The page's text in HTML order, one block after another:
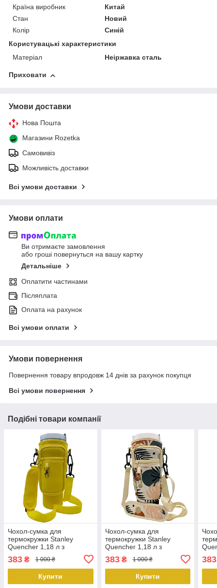
Країна виробник
Китай
Стан
Новий
Колір
Синій
Користувацькі характеристики
Матеріал
Неіржавка сталь
Приховати
Умови доставки
Нова Пошта
Магазини Rozetka
Самовивіз
Можливість доставки
Всі умови доставки
Умови оплати
Ви отримаєте замовлення
або гроші повернуться на вашу картку
Детальніше
Оплатити частинами
Післяплата
Оплата на рахунок
Всі умови оплати
Умови повернення
Повернення товару впродовж 14 днів за рахунок покупця
Всі умови повернення
Подібні товари компанії
Чохол-сумка для
термокружки Stanley
Quencher 1,18 л з
ремінцем, захисний кейс
для кухля, жовтий
KT7001318 PeremogaUA
383 ₴ 1 000 ₴
Купити
Чохол-сумка для
термокружки Stanley
Quencher 1,18 л з
ремінцем, захисний кейс
для кухля, бежевий тропік
KT7001314 PeremogaUA
383₴ 1 000 ₴
Купити
383